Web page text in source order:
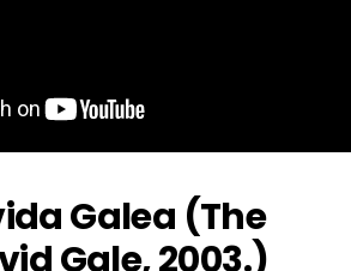
Galea (The
Gale, 2003.)